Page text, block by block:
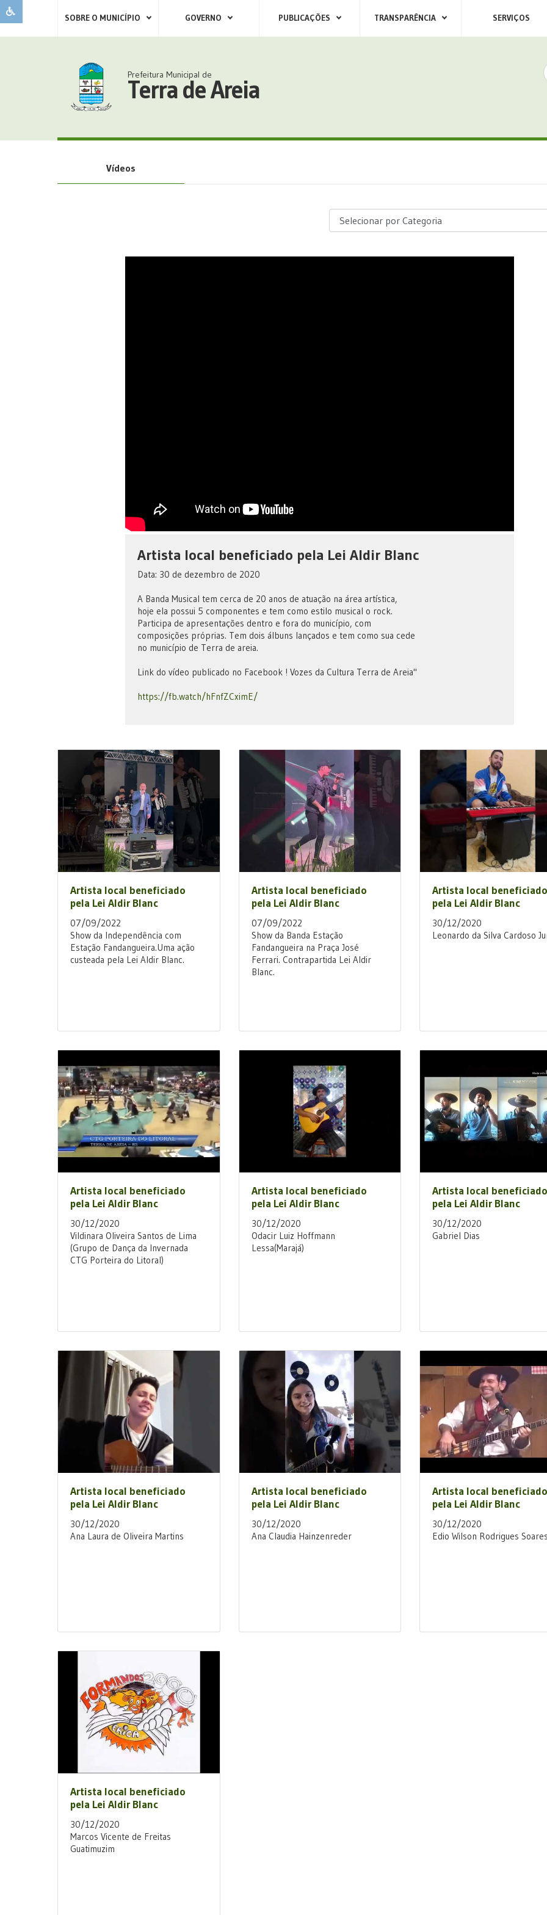
SOBRE O MUNICÍPIO GOVERNO PUBLICAÇÕES TRANSPARÊNCIA SERVIÇOS
Prefeitura Municipal de
Terra de Areia
Vídeos
Artista local beneficiado pela Lei Aldir Blanc
Data: 30 de dezembro de 2020
A Banda Musical tem cerca de 20 anos de atuação na área artística,
hoje ela possui 5 componentes e tem como estilo musical o rock.
Participa de apresentações dentro e fora do município, com
composições próprias. Tem dois álbuns lançados e tem como sua cede
no município de Terra de areia.
Link do vídeo publicado no Facebook ! Vozes da Cultura Terra de Areia"
https://fb.watch/hFnfZCximE/
Artista local beneficiado
pela Lei Aldir Blanc
07/09/2022
Show da Independência com
Estação Fandangueira.Uma ação
custeada pela Lei Aldir Blanc.
Artista local beneficiado
pela Lei Aldir Blanc
07/09/2022
Show da Banda Estação
Fandangueira na Praça José
Ferrari. Contrapartida Lei Aldir
Blanc.
Artista local beneficiado
pela Lei Aldir Blanc
30/12/2020
Leonardo da Silva Cardoso
Artista local beneficiado
pela Lei Aldir Blanc
30/12/2020
Vildinara Oliveira Santos de Lima
(Grupo de Dança da Invernada
CTG Porteira do Litoral)
Artista local beneficiado
pela Lei Aldir Blanc
30/12/2020
Odacir Luiz Hoffmann
Lessa(Marajá)
Artista local beneficiado
pela Lei Aldir Blanc
30/12/2020
Gabriel Dias
Artista local beneficiado
pela Lei Aldir Blanc
30/12/2020
Ana Laura de Oliveira Martins
Artista local beneficiado
pela Lei Aldir Blanc
30/12/2020
Ana Claudia Hainzenreder
Artista local beneficiado
pela Lei Aldir Blanc
30/12/2020
Edio Wilson Rodrigues
Artista local beneficiado
pela Lei Aldir Blanc
30/12/2020
Marcos Vicente de Freitas
Guatimuzim